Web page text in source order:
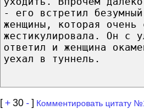
- его встретил
женщины, которая очень
жестикулировала. Он с
ответил и женщина
уехал в туннель.
[+ 30 - ] Комментировать цитату